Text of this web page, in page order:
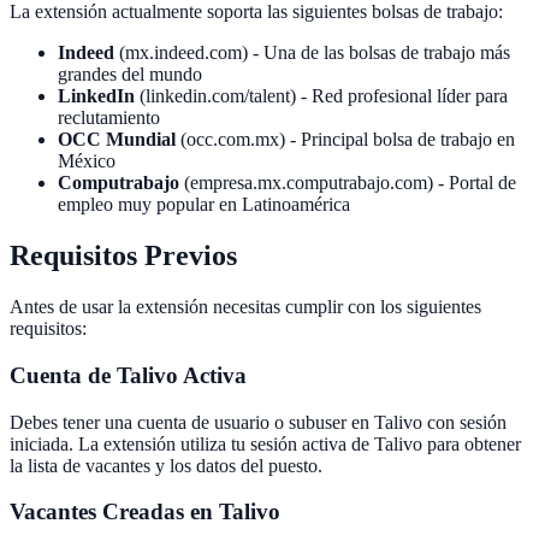
La extensión actualmente soporta las siguientes bolsas de trabajo:
Indeed (mx.indeed.com) - Una de las bolsas de trabajo más
grandes del mundo
LinkedIn (linkedin.com/talent) - Red profesional líder para
reclutamiento
OCC Mundial (occ.com.mx) - Principal bolsa de trabajo en
México
Computrabajo (empresa.mx.computrabajo.com) - Portal de
empleo muy popular en Latinoamérica
Requisitos Previos
Antes de usar la extensión necesitas cumplir con los siguientes
requisitos:
Cuenta de Talivo Activa
Debes tener una cuenta de usuario o subuser en Talivo con sesión
iniciada. La extensión utiliza tu sesión activa de Talivo para obtener
la lista de vacantes y los datos del puesto.
Vacantes Creadas en Talivo